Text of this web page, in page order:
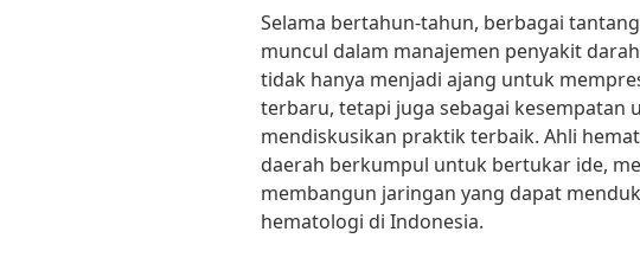
Selama bertahun-tahun, berbagai
muncul dalam manajemen penyakit
tidak hanya menjadi ajang untuk
terbaru, tetapi juga sebagai kesempatan
mendiskusikan praktik terbaik. Ahli
daerah berkumpul untuk bertukar ide,
membangun jaringan yang dapat
hematologi di Indonesia.